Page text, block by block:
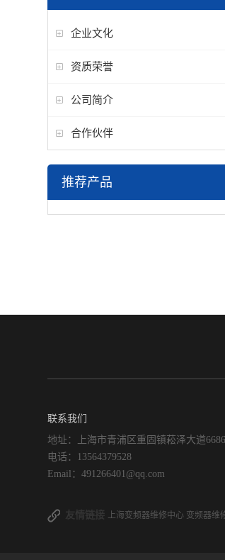
企业文化
资质荣誉
公司简介
合作伙伴
推荐产品
联系我们
地址：上海市青浦区重固镇菘泽大道
电话：13564379528
Email：491266401@qq.com
友情链接 上海变频器维修中心 变频器维